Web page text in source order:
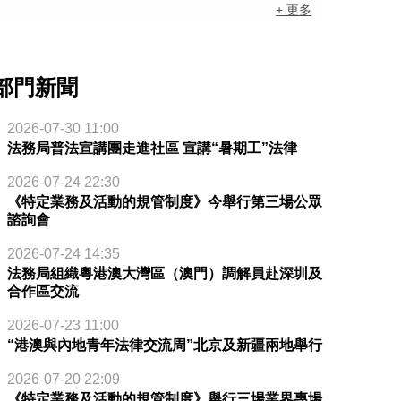
+ 更多
門新聞
2026-07-30 11:00
法務局普法宣講團走進社區 宣講“暑期工”法律
2026-07-24 22:30
《特定業務及活動的規管制度》今舉行第三場公眾
諮詢會
2026-07-24 14:35
法務局組織粵港澳大灣區（澳門）調解員赴深圳及
合作區交流
2026-07-23 11:00
“港澳與內地青年法律交流周”北京及新疆兩地舉行
2026-07-20 22:09